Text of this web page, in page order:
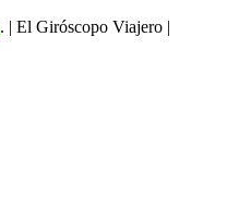
. | El Giróscopo Viajero |